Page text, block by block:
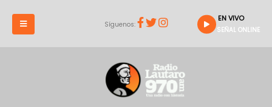
Síguenos:
EN VIVO
SEÑAL ONLINE